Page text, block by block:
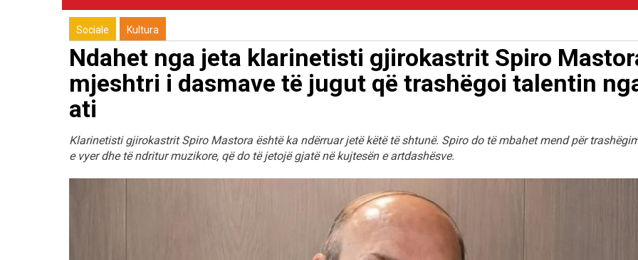
Sociale Kultura
Ndahet nga jeta klarinetisti gjirokastrit Spiro
mjeshtri i dasmave të jugut që trashëgoi talentin
ati
Klarinetisti gjirokastrit Spiro Mastora është ka ndërruar jetë këtë të shtunë. Spiro do të mbahet mend për
e vyer dhe të ndritur muzikore, që do të jetojë gjatë në kujtesën e artdashësve.